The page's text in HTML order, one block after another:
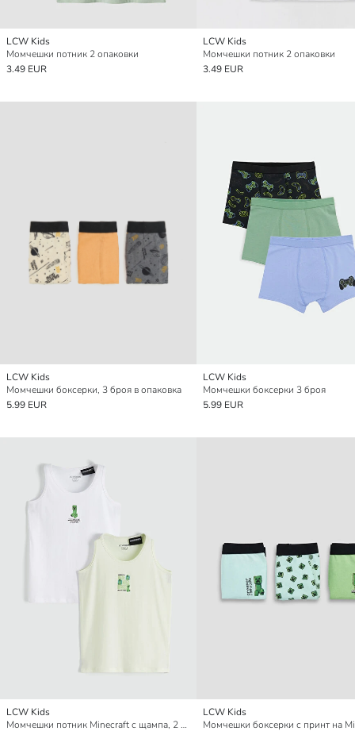
LCW Kids
Момчешки потник 2 опаковки
3.49 EUR
LCW Kids
Момчешки потник 2 опаковки
3.49 EUR
LCW Kids
Момчешки боксерки, 3 броя в опаковка
5.99 EUR
LCW Kids
Момчешки боксерки 3 броя
5.99 EUR
LCW Kids
Момчешки потник Minecraft с щампа, 2 броя в опаковка
LCW Kids